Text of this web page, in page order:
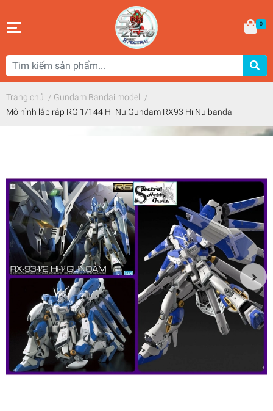
0
Trang chủ / Gundam Bandai model /
Mô hình lắp ráp RG 1/144 Hi-Nu Gundam RX93 Hi Nu bandai